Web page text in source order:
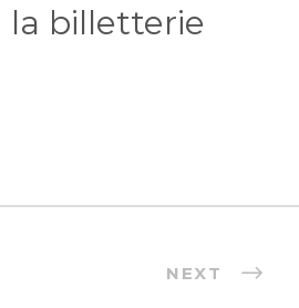
la billetterie
NEXT